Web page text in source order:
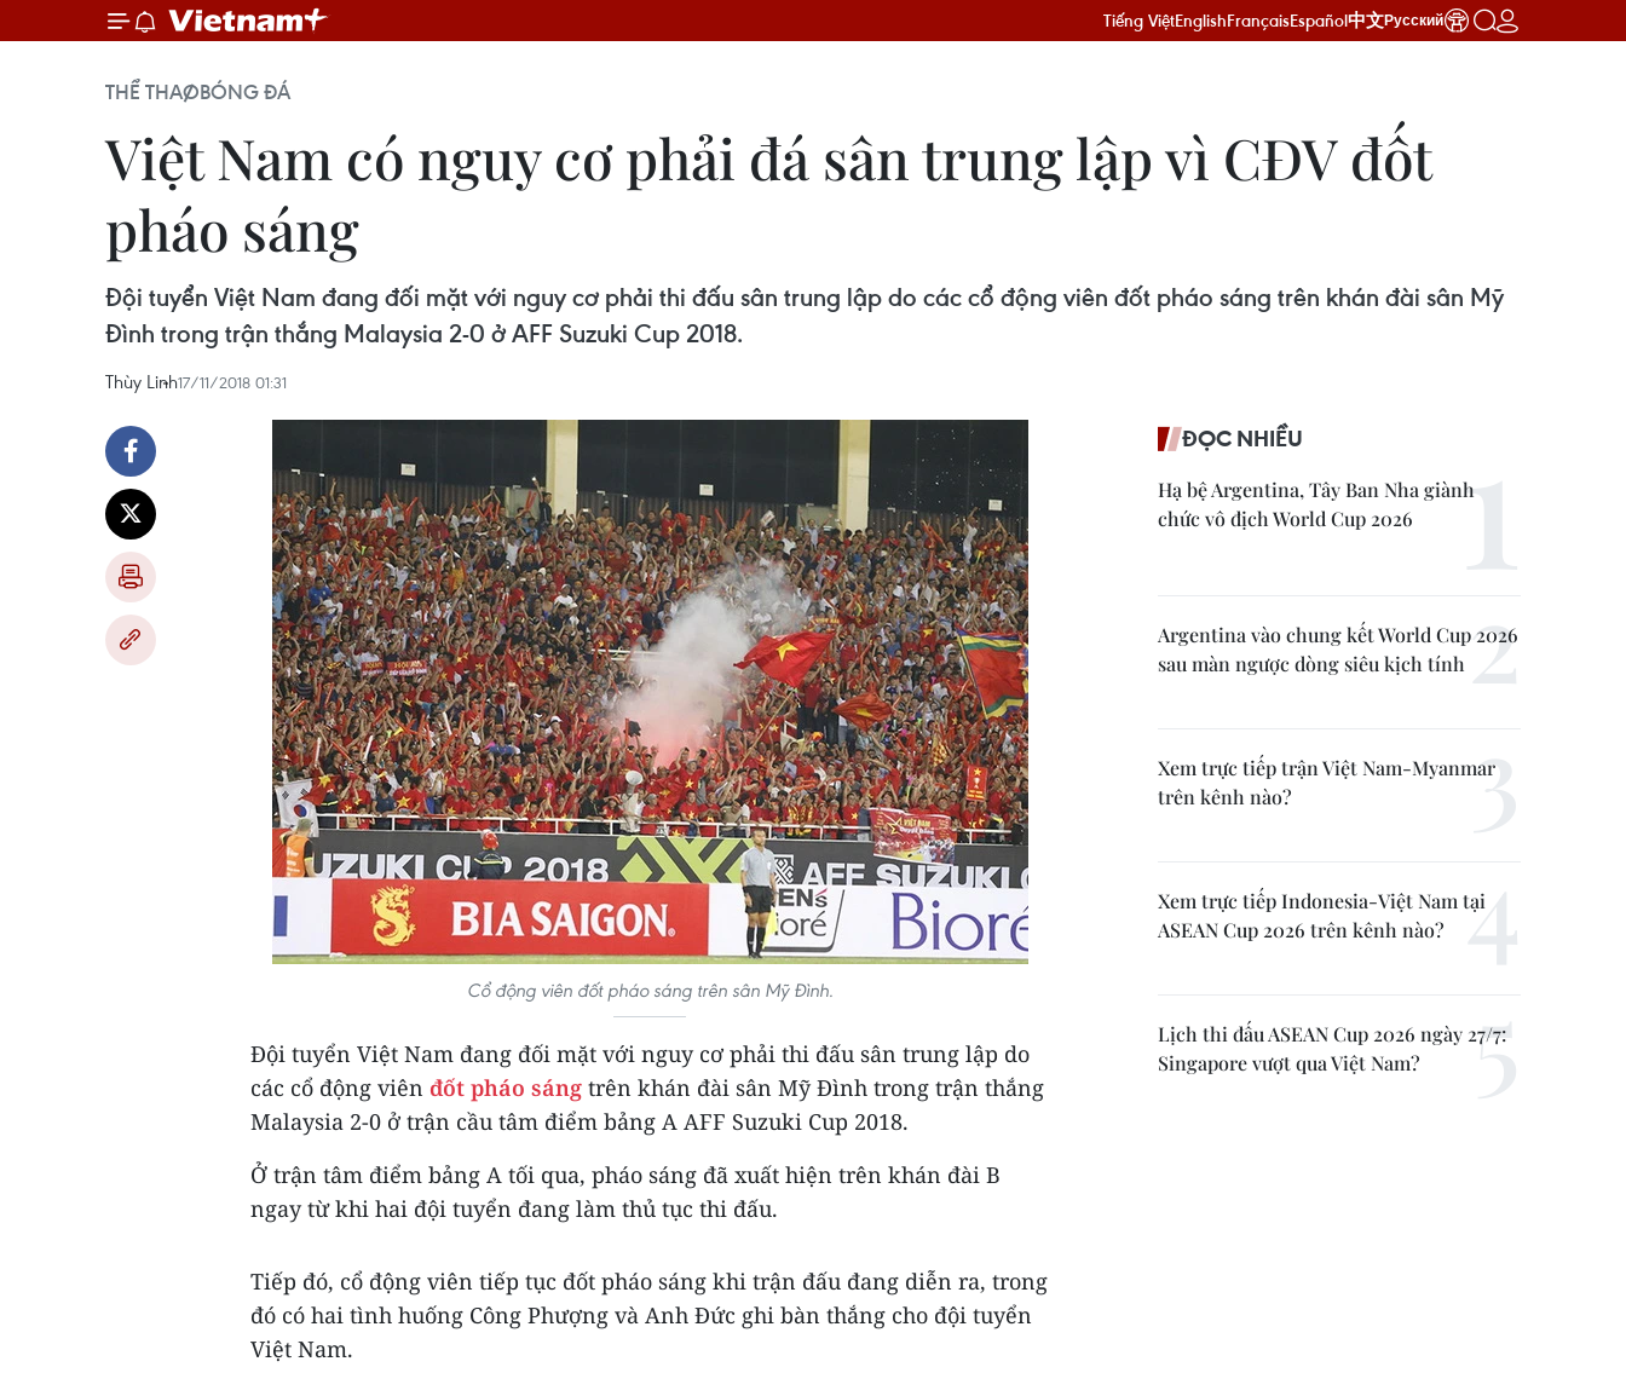
Tiếng ViệtEnglishFrançaisEspañol中文Русский
THỂ THAOBÓNG ĐÁ
Việt Nam có nguy cơ phải đá sân trung lập vì CĐV đốt
pháo sáng
Đội tuyển Việt Nam đang đối mặt với nguy cơ phải thi đấu sân trung lập do các cổ động viên đốt pháo sáng trên khán đài sân Mỹ
Đình trong trận thắng Malaysia 2-0 ở AFF Suzuki Cup 2018.
Thùy Linh17/11/2018 01:31
Cổ động viên đốt pháo sáng trên sân Mỹ Đình.
Đội tuyển Việt Nam đang đối mặt với nguy cơ phải thi đấu sân trung lập do
các cổ động viên đốt pháo sáng trên khán đài sân Mỹ Đình trong trận thắng
Malaysia 2-0 ở trận cầu tâm điểm bảng A AFF Suzuki Cup 2018.
Ở trận tâm điểm bảng A tối qua, pháo sáng đã xuất hiện trên khán đài B
ngay từ khi hai đội tuyển đang làm thủ tục thi đấu.
Tiếp đó, cổ động viên tiếp tục đốt pháo sáng khi trận đấu đang diễn ra, trong
đó có hai tình huống Công Phượng và Anh Đức ghi bàn thắng cho đội tuyển
Việt Nam.
ĐỌC NHIỀU
Hạ bệ Argentina, Tây Ban Nha giành
chức vô địch World Cup 2026
Argentina vào chung kết World Cup 2026
sau màn ngược dòng siêu kịch tính
Xem trực tiếp trận Việt Nam-Myanmar
trên kênh nào?
Xem trực tiếp Indonesia-Việt Nam tại
ASEAN Cup 2026 trên kênh nào?
Lịch thi đấu ASEAN Cup 2026 ngày 27/7:
Singapore vượt qua Việt Nam?